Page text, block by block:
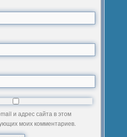
и адрес сайта в этом
моих комментариев.